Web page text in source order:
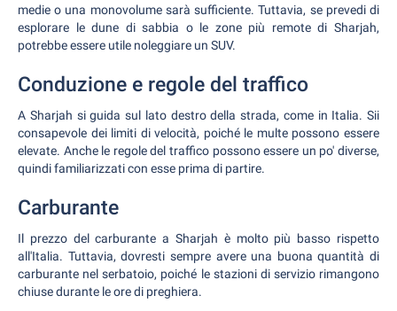
medie o una monovolume sarà sufficiente. Tuttavia, se prevedi di
esplorare le dune di sabbia o le zone più remote di Sharjah,
potrebbe essere utile noleggiare un SUV.
Conduzione e regole del traffico
A Sharjah si guida sul lato destro della strada, come in Italia. Sii
consapevole dei limiti di velocità, poiché le multe possono essere
elevate. Anche le regole del traffico possono essere un po' diverse,
quindi familiarizzati con esse prima di partire.
Carburante
Il prezzo del carburante a Sharjah è molto più basso rispetto
all'Italia. Tuttavia, dovresti sempre avere una buona quantità di
carburante nel serbatoio, poiché le stazioni di servizio rimangono
chiuse durante le ore di preghiera.